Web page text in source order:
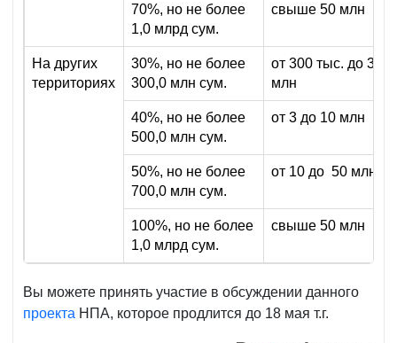
70%, но не более
1,0 млрд сум.
свыше 50 млн
На других
территориях
30%, но не более
300,0 млн сум.
от 300 тыс. до 3
млн
40%, но не более
500,0 млн сум.
от 3 до 10 млн
50%, но не более
700,0 млн сум.
от 10 до 50 млн
100%, но не более
1,0 млрд сум.
свыше 50 млн
Вы можете принять участие в обсуждении данного
проекта НПА, которое продлится до 18 мая т.г.